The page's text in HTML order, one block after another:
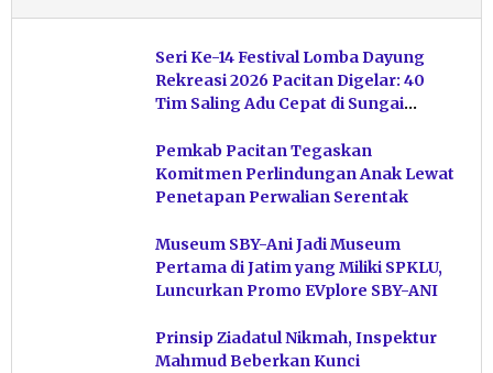
Seri Ke-14 Festival Lomba Dayung
Rekreasi 2026 Pacitan Digelar: 40
Tim Saling Adu Cepat di Sungai
Pemkab Pacitan Tegaskan
Komitmen Perlindungan Anak Lewat
Penetapan Perwalian Serentak
Museum SBY-Ani Jadi Museum
Pertama di Jatim yang Miliki SPKLU,
Luncurkan Promo EVplore SBY-ANI
Prinsip Ziadatul Nikmah, Inspektur
Mahmud Beberkan Kunci